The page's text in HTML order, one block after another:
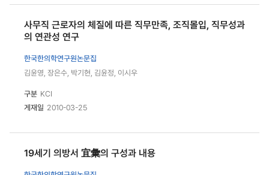
사무직 근로자의 체질에 따른 직무만족, 조직몰입, 직무성과
의 연관성 연구
한국한의학연구원논문집
김윤영, 장은수, 박기현, 김윤정, 이시우
구분 KCI
게재일 2010-03-25
19세기 의방서 宜彙의 구성과 내용